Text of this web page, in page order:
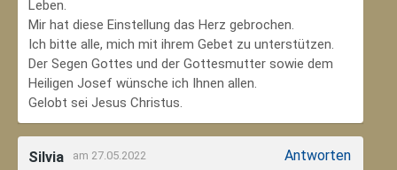
Leben.
Mir hat diese Einstellung das Herz gebrochen.
Ich bitte alle, mich mit ihrem Gebet zu unterstützen.
Der Segen Gottes und der Gottesmutter sowie dem
Heiligen Josef wünsche ich Ihnen allen.
Gelobt sei Jesus Christus.
Silvia am 27.05.2022 Antworten